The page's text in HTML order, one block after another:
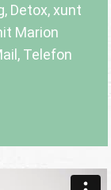
Detox, xunt
Marion
Telefon